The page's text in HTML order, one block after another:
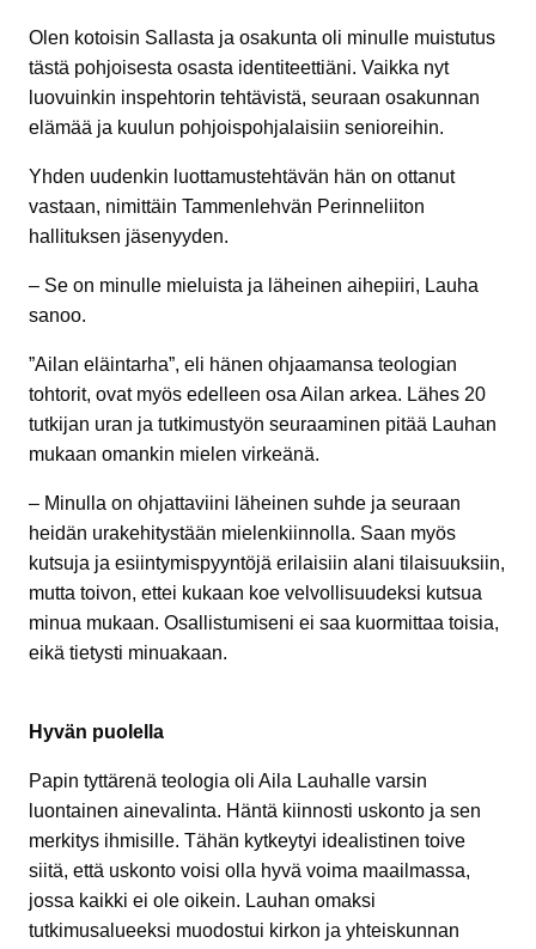
Olen kotoisin Sallasta ja osakunta oli minulle muistutus
tästä pohjoisesta osasta identiteettiäni. Vaikka nyt
luovuinkin inspehtorin tehtävistä, seuraan osakunnan
elämää ja kuulun pohjoispohjalaisiin senioreihin.
Yhden uudenkin luottamustehtävän hän on ottanut
vastaan, nimittäin Tammenlehvän Perinneliiton
hallituksen jäsenyyden.
– Se on minulle mieluista ja läheinen aihepiiri, Lauha
sanoo.
”Ailan eläintarha”, eli hänen ohjaamansa teologian
tohtorit, ovat myös edelleen osa Ailan arkea. Lähes 20
tutkijan uran ja tutkimustyön seuraaminen pitää Lauhan
mukaan omankin mielen virkeänä.
– Minulla on ohjattaviini läheinen suhde ja seuraan
heidän urakehitystään mielenkiinnolla. Saan myös
kutsuja ja esiintymispyyntöjä erilaisiin alani tilaisuuksiin,
mutta toivon, ettei kukaan koe velvollisuudeksi kutsua
minua mukaan. Osallistumiseni ei saa kuormittaa toisia,
eikä tietysti minuakaan.
Hyvän puolella
Papin tyttärenä teologia oli Aila Lauhalle varsin
luontainen ainevalinta. Häntä kiinnosti uskonto ja sen
merkitys ihmisille. Tähän kytkeytyi idealistinen toive
siitä, että uskonto voisi olla hyvä voima maailmassa,
jossa kaikki ei ole oikein. Lauhan omaksi
tutkimusalueeksi muodostui kirkon ja yhteiskunnan